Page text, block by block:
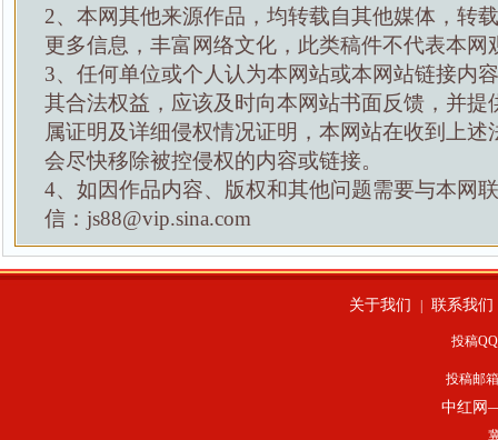
2、本网其他来源作品，均转载自其他媒体，转
更多信息，丰富网络文化，此类稿件不代表本网
3、任何单位或个人认为本网站或本网站链接内
其合法权益，应该及时向本网站书面反馈，并提
属证明及详细侵权情况证明，本网站在收到上述
会尽快移除被控侵权的内容或链接。
4、如因作品内容、版权和其他问题需要与本网
信：js88@vip.sina.com
关于我们 联系我们
投稿
投稿邮
中红网